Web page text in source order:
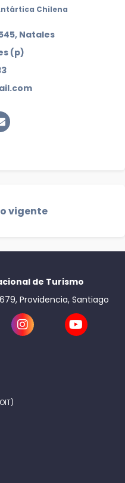
Chilena
Natales
(p)
vigente
de Turismo
Providencia, Santiago